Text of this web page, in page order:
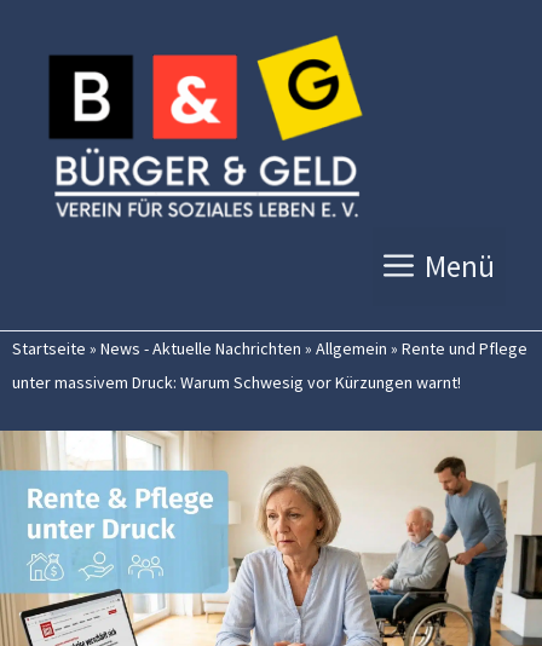
Inhalt
springen
Menü
Startseite » News - Aktuelle Nachrichten » Allgemein » Rente und Pflege
unter massivem Druck: Warum Schwesig vor Kürzungen warnt!